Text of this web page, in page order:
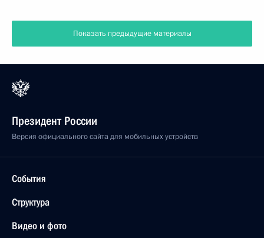
Показать предыдущие материалы
Президент России
Версия официального сайта для мобильных устройств
События
Структура
Видео и фото